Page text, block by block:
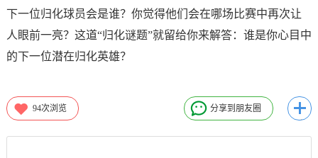
下一位归化球员会是谁？你觉得他们会在哪场比赛中再次让
人眼前一亮？这道“归化谜题”就留给你来解答：谁是你心目中
的下一位潜在归化英雄？
94次浏览 分享到朋友圈